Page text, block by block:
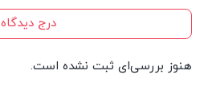
درج دیدگاه
هنوز بررسی‌ای ثبت نشده است.